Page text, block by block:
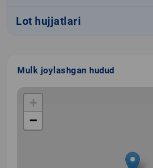
Lot hujjatlari
Mulk joylashgan hudud
+
−